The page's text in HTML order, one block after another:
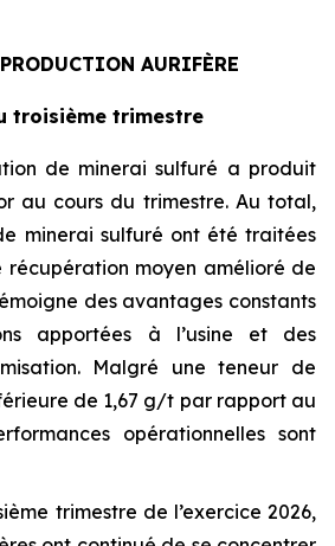
AURIFÈRE
troisième trimestre
de minerai sulfuré a produit
au cours du trimestre. Au total,
minerai sulfuré ont été traitées
moyen amélioré de
des avantages constants
apportées à l’usine et des
Malgré une teneur de
de 1,67 g/t par rapport au
opérationnelles sont
trimestre de l’exercice 2026,